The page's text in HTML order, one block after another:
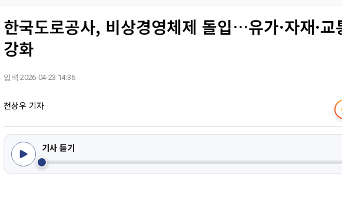
한국도로공사, 비상경영체제 돌입…유가·자재·교
강화
입력 2026-04-23 14:36
천상우 기자
기사 듣기